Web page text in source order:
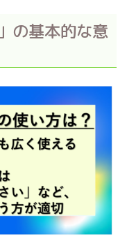
の基本的な意